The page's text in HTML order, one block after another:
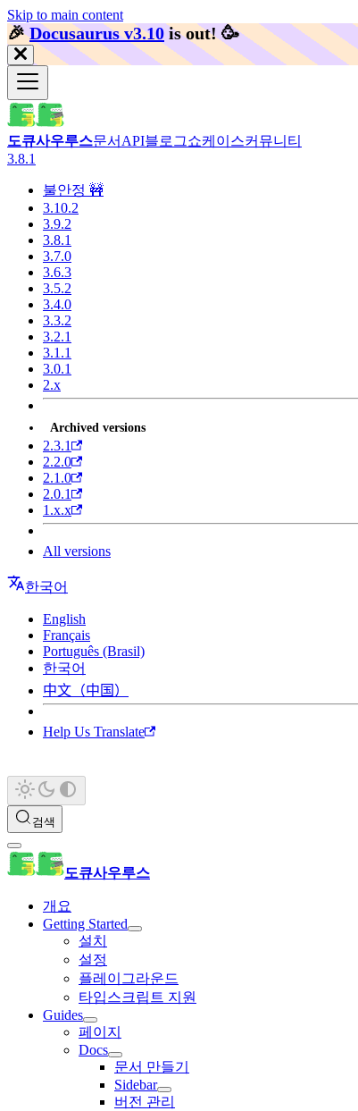
Skip to main content
🎉️Docusaurus v3.10 is out! 🥳️
도큐사우루스문서 API블로그쇼케이스커뮤니티
3.8.1
불안정 🚧
3.10.2
3.9.2
3.8.1
3.7.0
3.6.3
3.5.2
3.4.0
3.3.2
3.2.1
3.1.1
3.0.1
2.x
Archived versions
2.3.1
2.2.0
2.1.0
2.0.1
1.x.x
All versions
한국어
English
Français
Português (Brasil)
한국어
中文（中国）
Help Us Translate
검색
도큐사우루스
개요
Getting Started
설치
설정
플레이그라운드
타입스크립트 지원
Guides
페이지
Docs
문서 만들기
Sidebar
버전 관리